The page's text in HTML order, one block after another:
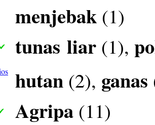
menjebak (1)
✔ tunas liar (1),
hutan (2), ganas
Agripa (11)